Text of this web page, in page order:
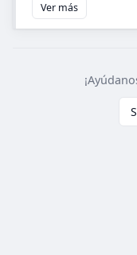
Ver más